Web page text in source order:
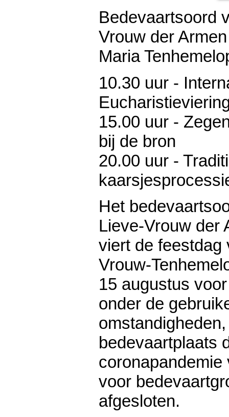
Bedevaartsoord
Vrouw der
Maria
10.30 uur -
15.00 uur -
bij de bron
20.00 uur -
Het
Lieve-Vrouw der
viert de feestdag
Vrouw-
15 augustus
onder de
bedevaartplaats
coronapandemie
voor
afgesloten.